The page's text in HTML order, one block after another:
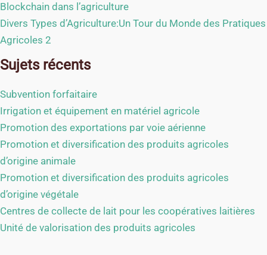
Blockchain dans l’agriculture
Divers Types d’Agriculture:Un Tour du Monde des Pratiques
Agricoles 2
Sujets récents
Subvention forfaitaire
Irrigation et équipement en matériel agricole
Promotion des exportations par voie aérienne
Promotion et diversification des produits agricoles
d’origine animale
Promotion et diversification des produits agricoles
d’origine végétale
Centres de collecte de lait pour les coopératives laitières
Unité de valorisation des produits agricoles